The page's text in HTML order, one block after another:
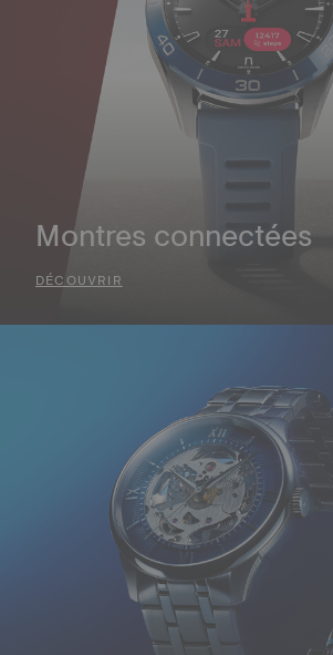
Montres connectées
DÉCOUVRIR